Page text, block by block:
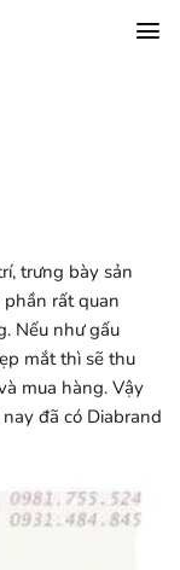
trưng bày sản
rất quan
Nếu như gấu
mắt thì sẽ thu
mua hàng. Vậy
đã có Diabrand